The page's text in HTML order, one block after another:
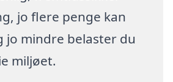
jo flere penge kan
jo mindre belaster du
miljøet.